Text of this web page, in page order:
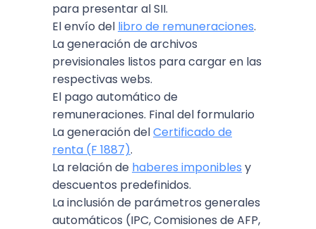
para presentar al SII.
El envío del libro de remuneraciones.
La generación de archivos
previsionales listos para cargar en las
respectivas webs.
El pago automático de
remuneraciones. Final del formulario
La generación delCertificado de
renta (F 1887).
La relación de haberes imponibles y
descuentos predefinidos.
La inclusión de parámetros generales
automáticos (IPC, Comisiones de AFP,